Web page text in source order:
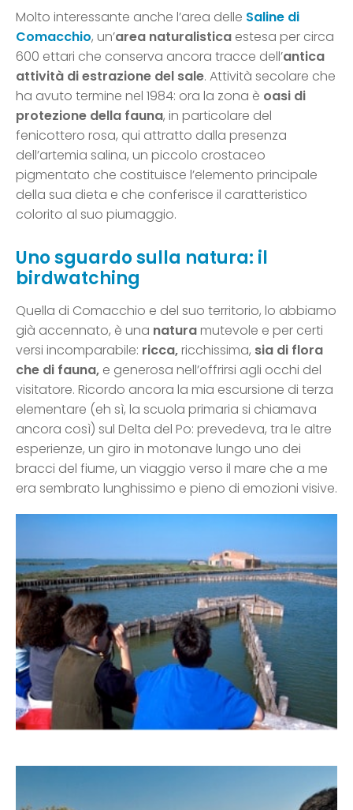
Molto interessante anche l’area delle Saline di
Comacchio, un’area naturalistica estesa per circa
600 ettari che conserva ancora tracce dell’antica
attività di estrazione del sale. Attività secolare che
ha avuto termine nel 1984: ora la zona è oasi di
protezione della fauna, in particolare del
fenicottero rosa, qui attratto dalla presenza
dell’artemia salina, un piccolo crostaceo
pigmentato che costituisce l’elemento principale
della sua dieta e che conferisce il caratteristico
colorito al suo piumaggio.
Uno sguardo sulla natura: il
birdwatching
Quella di Comacchio e del suo territorio, lo abbiamo
già accennato, è una naturamutevole e per certi
versi incomparabile: ricca,ricchissima, sia di flora
che di fauna, e generosa nell’offrirsi agli occhi del
visitatore. Ricordo ancora la mia escursione di terza
elementare (eh sì, la scuola primaria si chiamava
ancora così) sul Delta del Po: prevedeva, tra le altre
esperienze, un giro in motonave lungo uno dei
bracci del fiume, un viaggio verso il mare che a me
era sembrato lunghissimo e pieno di emozioni visive.